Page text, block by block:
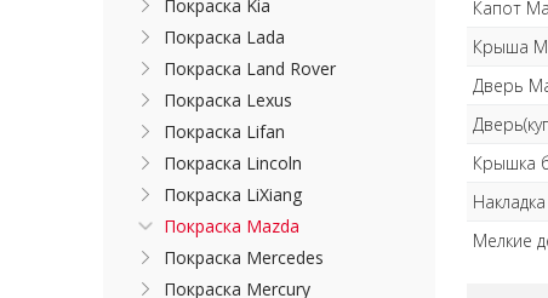
Капот
Крыша
Дверь
Крышка
Мелкие
Покраска Kia
Покраска Lada
Покраска Land Rover
Покраска Lexus
Покраска Lifan
Покраска Lincoln
Покраска LiXiang
Покраска Mazda
Покраска Mercedes
Покраска Mercury